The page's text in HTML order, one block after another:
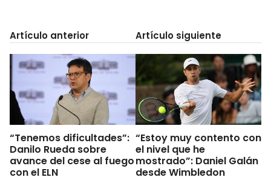
Artículo anterior
“Tenemos dificultades”:
Danilo Rueda sobre
avance del cese al fuego
con el ELN
Artículo siguiente
“Estoy muy contento con
el nivel que he
mostrado”: Daniel Galán
desde Wimbledon